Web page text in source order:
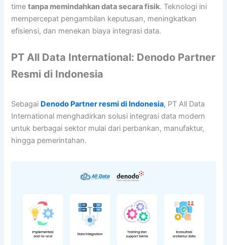
timetanpa memindahkan data secara fisik. Teknologi ini
mempercepat pengambilan keputusan, meningkatkan
efisiensi, dan menekan biaya integrasi data.
PT All Data International: Denodo Partner
Resmi di Indonesia
Sebagai Denodo Partner resmi di Indonesia, PT All Data
International menghadirkan solusi integrasi data modern
untuk berbagai sektor mulai dari perbankan, manufaktur,
hingga pemerintahan.